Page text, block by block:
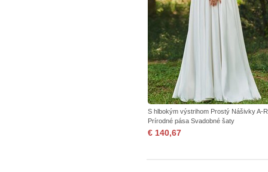
S hlbokým výstrihom Prostý Nášivky A-
Prírodné pása Svadobné šaty
€ 140,67